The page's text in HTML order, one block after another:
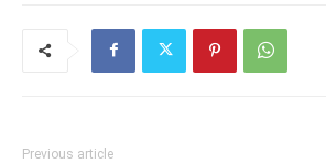
Previous article